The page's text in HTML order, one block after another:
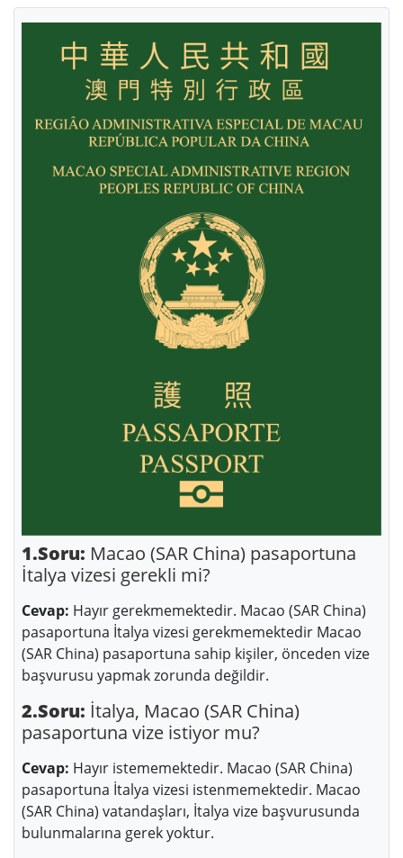
1.Soru: Macao (SAR China) pasaportuna
İtalya vizesi gerekli mi?
Cevap: Hayır gerekmemektedir. Macao (SAR China)
pasaportuna İtalya vizesi gerekmemektedir Macao
(SAR China) pasaportuna sahip kişiler, önceden vize
başvurusu yapmak zorunda değildir.
2.Soru: İtalya, Macao (SAR China)
pasaportuna vize istiyor mu?
Cevap: Hayır istememektedir. Macao (SAR China)
pasaportuna İtalya vizesi istenmemektedir. Macao
(SAR China) vatandaşları, İtalya vize başvurusunda
bulunmalarına gerek yoktur.